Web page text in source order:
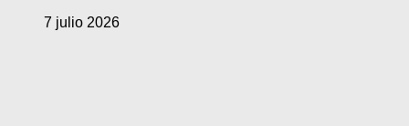
7 julio 2026